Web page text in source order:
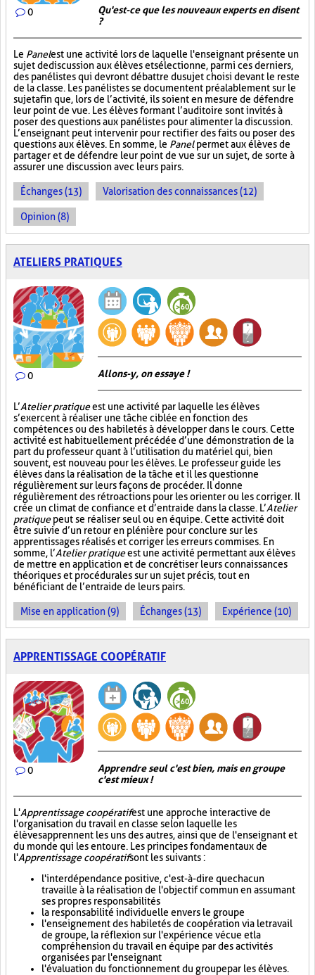
0
Qu'est-ce que les nouveaux experts en disent
?
Le Panelest une activité lors de laquelle l'enseignant présente un
sujet de discussion aux élèves et sélectionne, parmi ces derniers,
des panélistes qui devront débattre du sujet choisi devant le reste
de la classe. Les panélistes se documentent préalablement sur le
sujet afin que, lors de l’activité, ils soient en mesure de défendre
leur point de vue. Les élèves formant l’auditoire sont invités à
poser des questions aux panélistes pour alimenter la discussion.
L’enseignant peut intervenir pour rectifier des faits ou poser des
questions aux élèves. En somme, le Panelpermet aux élèves de
partager et de défendre leur point de vue sur un sujet, de sorte à
assurer une discussion avec leurs pairs.
Échanges (13) Valorisation des connaissances (12)
Opinion (8)
ATELIERS PRATIQUES
0 Allons-y, on essaye !
L’Atelier pratiqueest une activité par laquelle les élèves
s’exercent à réaliser une tâche ciblée en fonction des
compétences ou des habiletés à développer dans le cours. Cette
activité est habituellement précédée d’une démonstration de la
part du professeur quant à l’utilisation du matériel qui, bien
souvent, est nouveau pour les élèves. Le professeur guide les
élèves dans la réalisation de la tâche et il les questionne
régulièrement sur leurs façons de procéder. Il donne
régulièrement des rétroactions pour les orienter ou les corriger. Il
crée un climat de confiance et d’entraide dans la classe. L’Atelier
pratiquepeut se réaliser seul ou en équipe. Cette activité doit
être suivie d’un retour en plénière pour conclure sur les
apprentissages réalisés et corriger les erreurs commises. En
somme, l’Atelier pratiqueest une activité permettant aux élèves
de mettre en application et de concrétiser leurs connaissances
théoriques et procédurales sur un sujet précis, tout en
bénéficiant de l’entraide de leurs pairs.
Mise en application (9) Échanges (13) Expérience (10)
APPRENTISSAGE COOPÉRATIF
0
Apprendre seul c'est bien, mais en groupe
c'est mieux !
L'Apprentissage coopératifest une approche interactive de
l'organisation du travail en classe selon laquelle les
élèves apprennent les uns des autres, ainsi que de l'enseignant et
du monde qui les entoure. Les principes fondamentaux de
l'Apprentissage coopératifsont les suivants :
l'interdépendance positive, c'est-à-dire que chacun
travaille à la réalisation de l'objectif commun en assumant
ses propres responsabilités
la responsabilité individuelle envers le groupe
l'enseignement des habiletés de coopération via le travail
de groupe, la réflexion sur l'expérience vécue et la
compréhension du travail en équipe par des activités
organisées par l'enseignant
l'évaluation du fonctionnement du groupe par les élèves.